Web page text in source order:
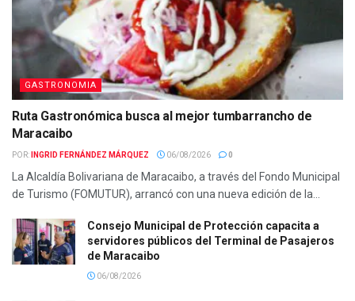
GASTRONOMIA
Ruta Gastronómica busca al mejor tumbarrancho de
Maracaibo
POR: INGRID FERNÁNDEZ MÁRQUEZ 06/08/2026 0
La Alcaldía Bolivariana de Maracaibo, a través del Fondo Municipal
de Turismo (FOMUTUR), arrancó con una nueva edición de la...
Consejo Municipal de Protección capacita a
servidores públicos del Terminal de Pasajeros
de Maracaibo
06/08/2026